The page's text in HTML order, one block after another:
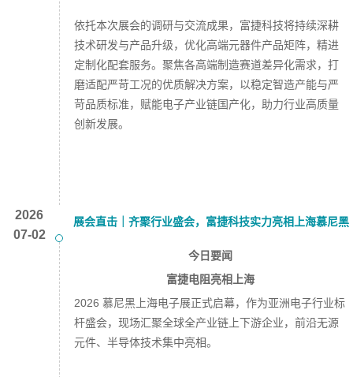
依托本次展会的调研与交流成果，富捷科技将持续深耕
技术研发与产品升级，优化高端元器件产品矩阵，精进
定制化配套服务。聚焦各高端制造赛道差异化需求，打
磨适配严苛工况的优质解决方案，以稳定智造产能与严
苛品质标准，赋能电子产业链国产化，助力行业高质量
创新发展。
2026
07-02
展会直击｜齐聚行业盛会，富捷科技实力亮相上海慕尼黑
今日要闻
富捷电阻亮相上海
2026 慕尼黑上海电子展正式启幕，作为亚洲电子行业标
杆盛会，现场汇聚全球全产业链上下游企业，前沿无源
元件、半导体技术集中亮相。